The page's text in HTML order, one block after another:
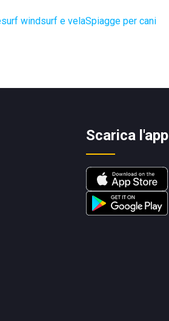
windsurf e velaSpiagge per cani
Scarica l'app